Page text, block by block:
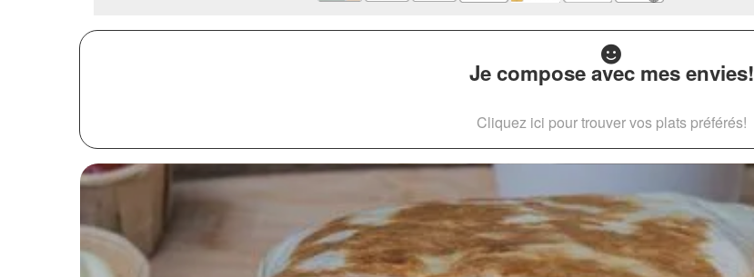
Je compose avec mes envies!
Cliquez ici pour trouver vos plats préférés!